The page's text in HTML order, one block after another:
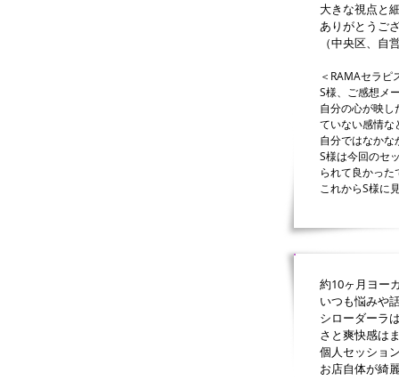
大きな視点と
ありがとうご
（中央区、自
＜RAMAセラピ
S様、ご感想メ
自分の心が映
ていない感情な
自分ではなかな
S様は今回のセ
られて良かっ
これからS様に
約10ヶ月ヨー
いつも悩みや
シローダーラ
さと爽快感は
個人セッショ
お店自体が綺